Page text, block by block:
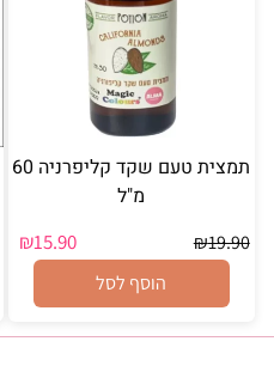
תמצית טעם שקד קליפרניה 60
מ"ל
₪19.90
₪15.90
הוסף לסל